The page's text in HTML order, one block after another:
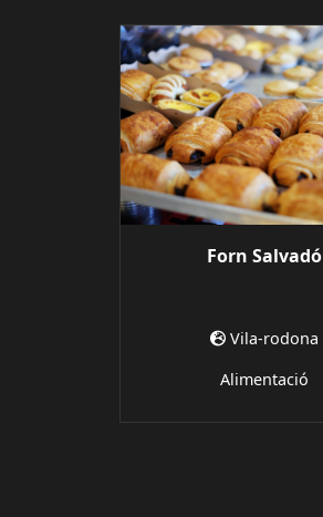
Forn Salvadó
Vila-rodona
Alimentació